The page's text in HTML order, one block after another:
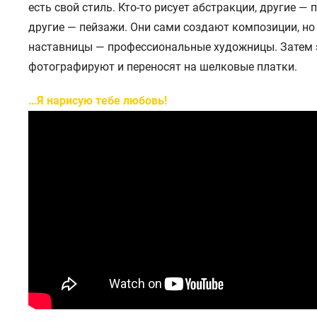
есть свой стиль. Кто-то рисует абстракции, другие —
другие — пейзажи. Они сами создают композиции, но
наставницы — профессиональные художницы. Затем
фотографируют и переносят на шелковые платки.
…Я нарисую тебе любовь!